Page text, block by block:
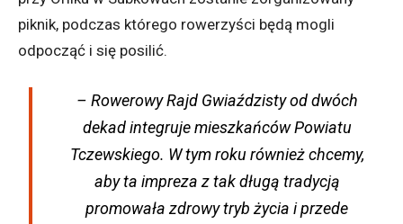
piknik, podczas którego rowerzyści będą mogli
odpocząć i się posilić.
– Rowerowy Rajd Gwiaździsty od dwóch
dekad integruje mieszkańców Powiatu
Tczewskiego. W tym roku również chcemy,
aby ta impreza z tak długą tradycją
promowała zdrowy tryb życia i przede